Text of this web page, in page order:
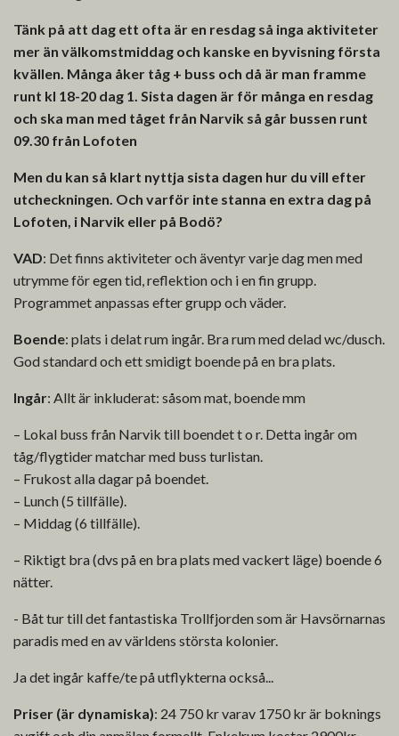
Tänk på att dag ett ofta är en resdag så inga aktiviteter
mer än välkomstmiddag och kanske en byvisning första
kvällen. Många åker tåg + buss och då är man framme
runt kl 18-20 dag 1. Sista dagen är för många en resdag
och ska man med tåget från Narvik så går bussen runt
09.30 från Lofoten
Men du kan så klart nyttja sista dagen hur du vill efter
utcheckningen. Och varför inte stanna en extra dag på
Lofoten, i Narvik eller på Bodö?
VAD: Det finns aktiviteter och äventyr varje dag men med
utrymme för egen tid, reflektion och i en fin grupp.
Programmet anpassas efter grupp och väder.
Boende: plats i delat rum ingår. Bra rum med delad wc/dusch.
God standard och ett smidigt boende på en bra plats.
Ingår: Allt är inkluderat: såsom mat, boende mm
– Lokal buss från Narvik till boendet t o r. Detta ingår om
tåg/flygtider matchar med buss turlistan.
– Frukost alla dagar på boendet.
– Lunch (5 tillfälle).
– Middag (6 tillfälle).
– Riktigt bra (dvs på en bra plats med vackert läge) boende 6
nätter.
- Båt tur till det fantastiska Trollfjorden som är Havsörnarnas
paradis med en av världens största kolonier.
Ja det ingår kaffe/te på utflykterna också...
Priser (är dynamiska): 24 750 kr varav 1750 kr är boknings